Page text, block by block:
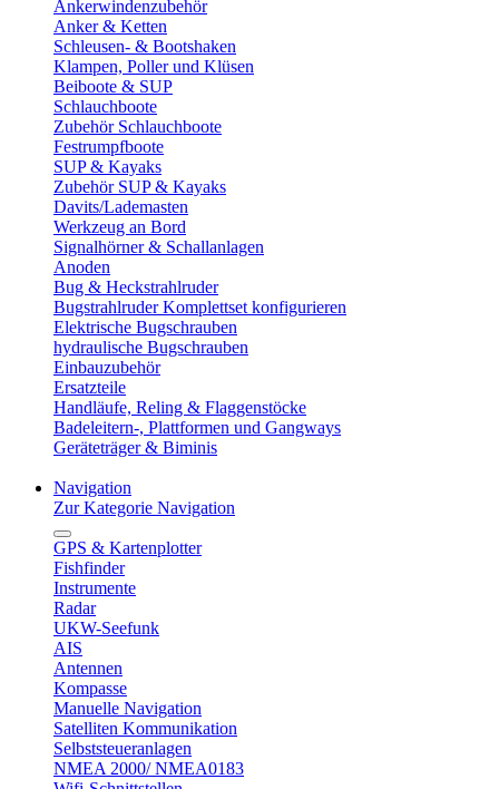
Ankerwindenzubehör
Anker & Ketten
Schleusen- & Bootshaken
Klampen, Poller und Klüsen
Beiboote & SUP
Schlauchboote
Zubehör Schlauchboote
Festrumpfboote
SUP & Kayaks
Zubehör SUP & Kayaks
Davits/Lademasten
Werkzeug an Bord
Signalhörner & Schallanlagen
Anoden
Bug & Heckstrahlruder
Bugstrahlruder Komplettset konfigurieren
Elektrische Bugschrauben
hydraulische Bugschrauben
Einbauzubehör
Ersatzteile
Handläufe, Reling & Flaggenstöcke
Badeleitern-, Plattformen und Gangways
Geräteträger & Biminis
Navigation
Zur Kategorie Navigation
GPS & Kartenplotter
Fishfinder
Instrumente
Radar
UKW-Seefunk
AIS
Antennen
Kompasse
Manuelle Navigation
Satelliten Kommunikation
Selbststeueranlagen
NMEA 2000/ NMEA0183